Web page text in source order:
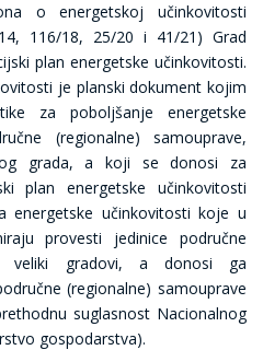
o energetskoj učinkovitosti
116/18, 25/20 i 41/21) Grad
plan energetske učinkovitosti.
je planski dokument kojim
za poboljšanje energetske
(regionalne) samouprave,
grada, a koji se donosi za
plan energetske učinkovitosti
energetske učinkovitosti koje u
provesti jedinice područne
i veliki gradovi, a donosi ga
(regionalne) samouprave
suglasnost Nacionalnog
gospodarstva).